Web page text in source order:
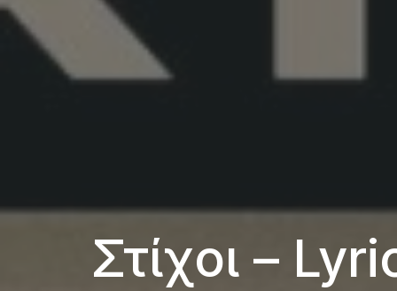
Στίχοι –